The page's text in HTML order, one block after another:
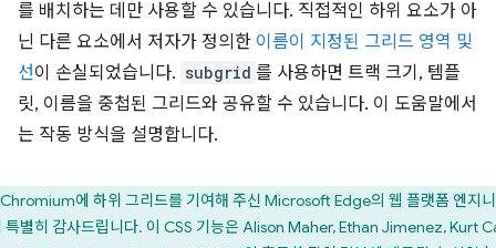
를 배치하는 데만 사용할 수 있습니다. 직접적인 하위 요소가 아
닌 다른 요소에서 저자가 정의한 이름이 지정된 그리드 영역 및
선이 손실되었습니다. subgrid 를 사용하면 트랙 크기, 템플
릿, 이름을 중첩된 그리드와 공유할 수 있습니다. 이 도움말에서
는 작동 방식을 설명합니다.
Chromium에 하위 그리드를 기여해 주신 Microsoft Edge의 웹 플랫폼 엔지
특별히 감사드립니다. 이 CSS 기능은 Alison Maher, Ethan Jimenez, Kurt